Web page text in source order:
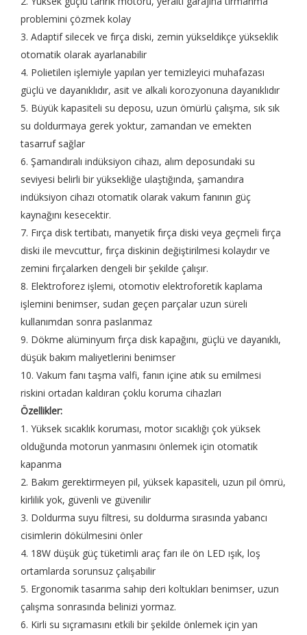
problemini çözmek kolay
3. Adaptif silecek ve fırça diski, zemin yükseldikçe yükseklik
otomatik olarak ayarlanabilir
4. Polietilen işlemiyle yapılan yer temizleyici muhafazası
güçlü ve dayanıklıdır, asit ve alkali korozyonuna dayanıklıdır
5. Büyük kapasiteli su deposu, uzun ömürlü çalışma, sık sık
su doldurmaya gerek yoktur, zamandan ve emekten
tasarruf sağlar
6. Şamandıralı indüksiyon cihazı, alım deposundaki su
seviyesi belirli bir yüksekliğe ulaştığında, şamandıra
indüksiyon cihazı otomatik olarak vakum fanının güç
kaynağını kesecektir.
7. Fırça disk tertibatı, manyetik fırça diski veya geçmeli fırça
diski ile mevcuttur, fırça diskinin değiştirilmesi kolaydır ve
zemini fırçalarken dengeli bir şekilde çalışır.
8. Elektroforez işlemi, otomotiv elektroforetik kaplama
işlemini benimser, sudan geçen parçalar uzun süreli
kullanımdan sonra paslanmaz
9. Dökme alüminyum fırça disk kapağını, güçlü ve dayanıklı,
düşük bakım maliyetlerini benimser
10. Vakum fanı taşma valfi, fanın içine atık su emilmesi
riskini ortadan kaldıran çoklu koruma cihazları
Özellikler:
1. Yüksek sıcaklık koruması, motor sıcaklığı çok yüksek
olduğunda motorun yanmasını önlemek için otomatik
kapanma
2. Bakım gerektirmeyen pil, yüksek kapasiteli, uzun pil ömrü,
kirlilik yok, güvenli ve güvenilir
3. Doldurma suyu filtresi, su doldurma sırasında yabancı
cisimlerin dökülmesini önler
4. 18W düşük güç tüketimli araç farı ile ön LED ışık, loş
ortamlarda sorunsuz çalışabilir
5. Ergonomik tasarıma sahip deri koltukları benimser, uzun
çalışma sonrasında belinizi yormaz.
6. Kirli su sıçramasını etkili bir şekilde önlemek için yan